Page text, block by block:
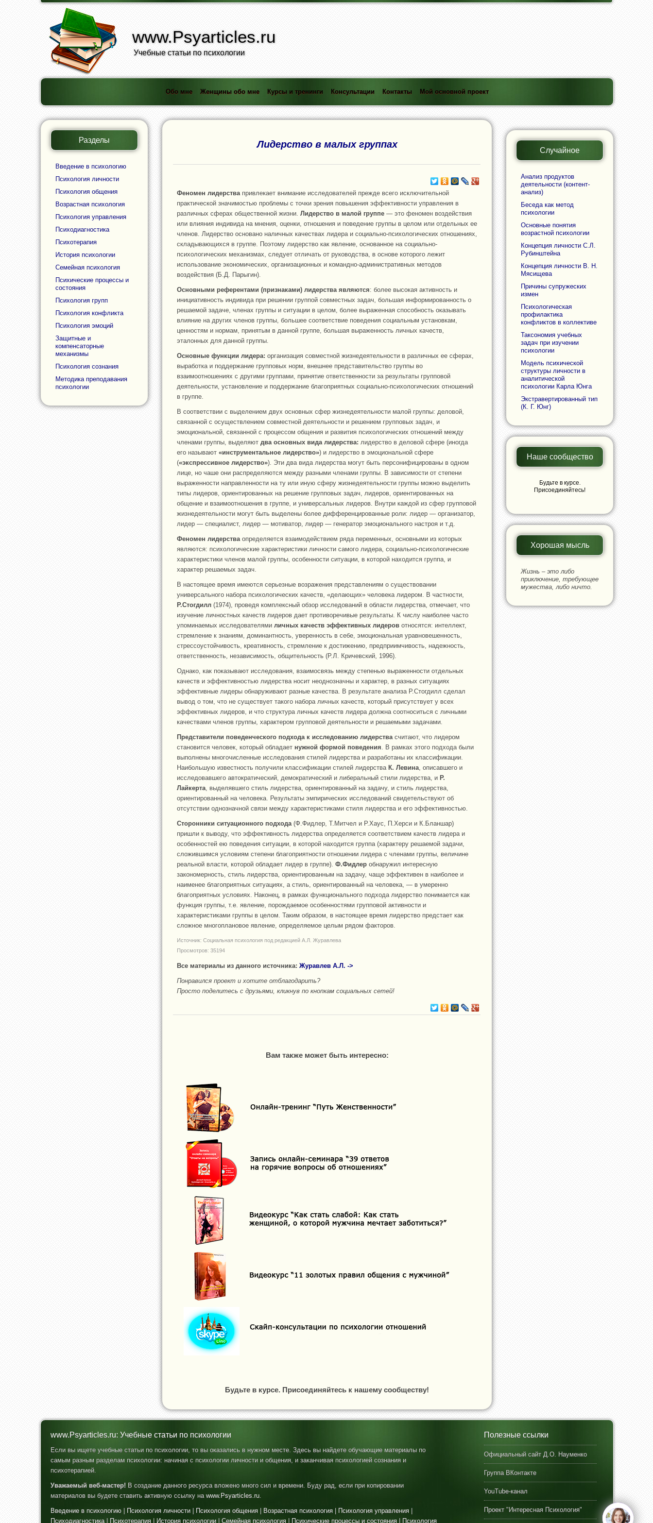
www.Psyarticles.ru
Учебные статьи по психологии
Обо мне Женщины обо мне Курсы и тренинги Консультации Контакты Мой основной проект
Разделы
Введение в психологию
Психология личности
Психология общения
Возрастная психология
Психология управления
Психодиагностика
Психотерапия
История психологии
Семейная психология
Психические процессы и
состояния
Психология групп
Психология конфликта
Психология эмоций
Защитные и
компенсаторные
механизмы
Психология сознания
Методика преподавания
психологии
Лидерство в малых группах
Феномен лидерствапривлекает внимание исследователей прежде всего исключительной
практической значимостью проблемы с точки зрения повышения эффективности управления в
различных сферах общественной жизни. Лидерство в малой группе — это феномен воздействия
или влияния индивида на мнения, оценки, отношения и поведение группы в целом или отдельных ее
членов. Лидерство основано наличных качествах лидера и социально-психологических отношениях,
складывающихся в группе. Поэтому лидерство как явление, основанное на социально-
психологических механизмах, следует отличать от руководства, в основе которого лежит
использование экономических, организационных и командно-административных методов
воздействия (Б.Д. Парыгин).
Основными референтами (признаками) лидерства являются: более высокая активность и
инициативность индивида при решении группой совместных задач, большая информированность о
решаемой задаче, членах группы и ситуации в целом, более выраженная способность оказывать
влияние на других членов группы, большее соответствие поведения социальным установкам,
ценностям и нормам, принятым в данной группе, большая выраженность личных качеств,
эталонных для данной группы.
Основные функции лидера: организация совместной жизнедеятельности в различных ее сферах,
выработка и поддержание групповых норм, внешнее представительство группы во
взаимоотношениях с другими группами, принятие ответственности за результаты групповой
деятельности, установление и поддержание благоприятных социально-психологических отношений
в группе.
В соответствии с выделением двух основных сфер жизнедеятельности малой группы: деловой,
связанной с осуществлением совместной деятельности и решением групповых задач, и
эмоциональной, связанной с процессом общения и развития психологических отношений между
членами группы, выделяют два основных вида лидерства: лидерство в деловой сфере (иногда
его называют «инструментальное лидерство») и лидерство в эмоциональной сфере
(«экспрессивное лидерство»). Эти два вида лидерства могут быть персонифицированы в одном
лице, но чаше они распределяются между разными членами группы. В зависимости от степени
выраженности направленности на ту или иную сферу жизнедеятельности группы можно выделить
типы лидеров, ориентированных на решение групповых задач, лидеров, ориентированных на
общение и взаимоотношения в группе, и универсальных лидеров. Внутри каждой из сфер групповой
жизнедеятельности могут быть выделены более дифференцированные роли: лидер — организатор,
лидер — специалист, лидер — мотиватор, лидер — генератор эмоционального настроя и т.д.
Феномен лидерстваопределяется взаимодействием ряда переменных, основными из которых
являются: психологические характеристики личности самого лидера, социально-психологические
характеристики членов малой группы, особенности ситуации, в которой находится группа, и
характер решаемых задач.
В настоящее время имеются серьезные возражения представлениям о существовании
универсального набора психологических качеств, «делающих» человека лидером. В частности,
Р.Стогдилл (1974), проведя комплексный обзор исследований в области лидерства, отмечает, что
изучение личностных качеств лидеров дает противоречивые результаты. К числу наиболее часто
упоминаемых исследователями личных качеств эффективных лидеров относятся: интеллект,
стремление к знаниям, доминантность, уверенность в себе, эмоциональная уравновешенность,
стрессоустойчивость, креативность, стремление к достижению, предприимчивость, надежность,
ответственность, независимость, общительность (Р.Л. Кричевский, 1996).
Однако, как показывают исследования, взаимосвязь между степенью выраженности отдельных
качеств и эффективностью лидерства носит неоднозначны и характер, в разных ситуациях
эффективные лидеры обнаруживают разные качества. В результате анализа Р.Стогдилл сделал
вывод о том, что не существует такого набора личных качеств, который присутствует у всех
эффективных лидеров, и что структура личных качеств лидера должна соотноситься с личными
качествами членов группы, характером групповой деятельности и решаемыми задачами.
Представители поведенческого подхода к исследованию лидерствасчитают, что лидером
становится человек, который обладает нужной формой поведения. В рамках этого подхода были
выполнены многочисленные исследования стилей лидерства и разработаны их классификации.
Наибольшую известность получили классификации стилей лидерства К. Левина, описавшего и
исследовавшего автократический, демократический и либеральный стили лидерства, и Р.
Лайкерта, выделявшего стиль лидерства, ориентированный на задачу, и стиль лидерства,
ориентированный на человека. Результаты эмпирических исследований свидетельствуют об
отсутствии однозначной связи между характеристиками стиля лидерства и его эффективностью.
Сторонники ситуационного подхода(Ф.Фидлер, Т.Митчел и Р.Хаус, П.Херси и К.Бланшар)
пришли к выводу, что эффективность лидерства определяется соответствием качеств лидера и
особенностей ею поведения ситуации, в которой находится группа (характеру решаемой задачи,
сложившимся условиям степени благоприятности отношении лидера с членами группы, величине
реальной власти, которой обладает лидер в группе). Ф.Фидлер обнаружил интересную
закономерность, стиль лидерства, ориентированным на задачу, чаще эффективен в наиболее и
наименее благоприятных ситуациях, а стиль, ориентированный на человека, — в умеренно
благоприятных условиях. Наконец, в рамках функционального подхода лидерство понимается как
функция группы, т.е. явление, порождаемое особенностями групповой активности и
характеристиками группы в целом. Таким образом, в настоящее время лидерство предстает как
сложное многоплановое явление, определяемое целым рядом факторов.
Источник: Социальная психология под редакцией А.Л. Журавлева
Просмотров: 35194
Все материалы из данного источника: Журавлев А.Л. ->
Понравился проект и хотите отблагодарить?
Просто поделитесь с друзьями, кликнув по кнопкам социальных сетей!
Вам также может быть интересно:
Будьте в курсе. Присоединяйтесь к нашему сообществу!
Случайное
Анализ продуктов
деятельности (контент-
анализ)
Беседа как метод
психологии
Основные понятия
возрастной психологии
Концепция личности С.Л.
Рубинштейна
Концепция личности В. Н.
Мясищева
Причины супружеских
измен
Психологическая
профилактика
конфликтов в коллективе
Таксономия учебных
задач при изучении
психологии
Модель психической
структуры личности в
аналитической
психологии Карла Юнга
Экстравертированный тип
(К. Г. Юнг)
Наше сообщество
Будьте в курсе.
Присоединяйтесь!
Хорошая мысль
Жизнь – это либо
приключение, требующее
мужества, либо ничто.
www.Psyarticles.ru: Учебные статьи по психологии
Если вы ищете учебные статьи по психологии, то вы оказались в нужном месте. Здесь вы найдете обучающие материалы по
самым разным разделам психологии: начиная с психологии личности и общения, и заканчивая психологией сознания и
психотерапией.
Уважаемый веб-мастер! В создание данного ресурса вложено много сил и времени. Буду рад, если при копировании
материалов вы будете ставить активную ссылку на www.Psyarticles.ru.
Введение в психологию Психология личности Психология общения Возрастная психология Психология управления
Психодиагностика| Психотерапия История психологии Семейная психология Психические процессы и состояния Психология
Полезные ссылки
Официальный сайт Д.О. Науменко
Группа ВКонтакте
YouTube-канал
Проект "Интересная Психология"